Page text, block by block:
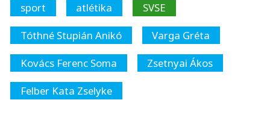
sport atlétika
SVSE
Tóthné Stupián Anikó
Varga Gréta
Kovács Ferenc Soma
Zsetnyai Ákos
Felber Kata Zselyke